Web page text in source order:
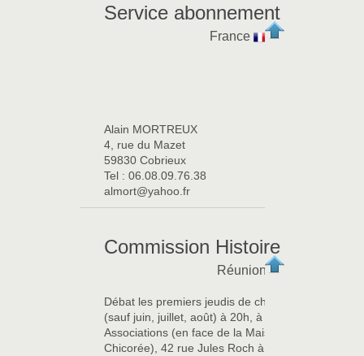
Service abonnement
France
Alain MORTREUX
4, rue du Mazet
59830 Cobrieux
Tel : 06.08.09.76.38
almort@yahoo.fr
Commission Histoire
Réunion
Débat les premiers jeudis de chaque mois
(sauf juin, juillet, août) à 20h, à la maison des
Associations (en face de la Maison de la
Chicorée), 42 rue Jules Roch à ORCHIES